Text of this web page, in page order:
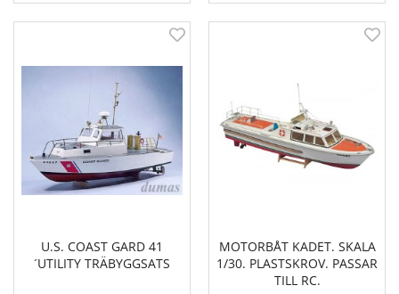
U.S. COAST GARD 41
´UTILITY TRÄBYGGSATS
MOTORBÅT KADET. SKALA
1/30. PLASTSKROV. PASSAR
TILL RC.